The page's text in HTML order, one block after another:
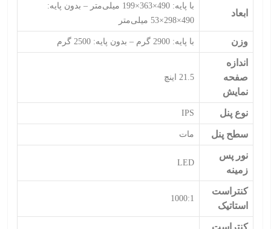
ابعاد
با پایه: 490×363×199 میلی‌متر – بدون پایه:
490×298×53 میلی‌متر
وزن با پایه: 2900 گرم – بدون پایه: 2500 گرم
اندازه
صفحه
نمایش
21.5 اینچ
نوع پنل IPS
سطح پنل مات
نور پس
زمینه
LED
کنتراست
استاتیک
1000:1
کنتراست